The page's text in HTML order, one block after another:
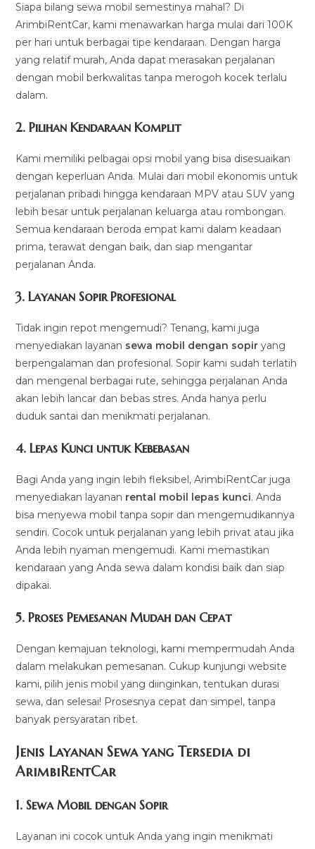
Siapa bilang sewa mobil semestinya mahal? Di
ArimbiRentCar, kami menawarkan harga mulai dari 100K
per hari untuk berbagai tipe kendaraan. Dengan harga
yang relatif murah, Anda dapat merasakan perjalanan
dengan mobil berkwalitas tanpa merogoh kocek terlalu
dalam.
2. Pilihan Kendaraan Komplit
Kami memiliki pelbagai opsi mobil yang bisa disesuaikan
dengan keperluan Anda. Mulai dari mobil ekonomis untuk
perjalanan pribadi hingga kendaraan MPV atau SUV yang
lebih besar untuk perjalanan keluarga atau rombongan.
Semua kendaraan beroda empat kami dalam keadaan
prima, terawat dengan baik, dan siap mengantar
perjalanan Anda.
3.Layanan Sopir Profesional
Tidak ingin repot mengemudi? Tenang, kami juga
menyediakan layanan sewa mobil dengan sopir yang
berpengalaman dan profesional. Sopir kami sudah terlatih
dan mengenal berbagai rute, sehingga perjalanan Anda
akan lebih lancar dan bebas stres. Anda hanya perlu
duduk santai dan menikmati perjalanan.
4.Lepas Kunci untuk Kebebasan
Bagi Anda yang ingin lebih fleksibel, ArimbiRentCar juga
menyediakan layanan rental mobil lepas kunci. Anda
bisa menyewa mobil tanpa sopir dan mengemudikannya
sendiri. Cocok untuk perjalanan yang lebih privat atau jika
Anda lebih nyaman mengemudi. Kami memastikan
kendaraan yang Anda sewa dalam kondisi baik dan siap
dipakai.
5.Proses Pemesanan Mudah dan Cepat
Dengan kemajuan teknologi, kami mempermudah Anda
dalam melakukan pemesanan. Cukup kunjungi website
kami, pilih jenis mobil yang diinginkan, tentukan durasi
sewa, dan selesai! Prosesnya cepat dan simpel, tanpa
banyak persyaratan ribet.
Jenis Layanan Sewa yang Tersedia di
ArimbiRentCar
1.Sewa Mobil dengan Sopir
Layanan ini cocok untuk Anda yang ingin menikmati